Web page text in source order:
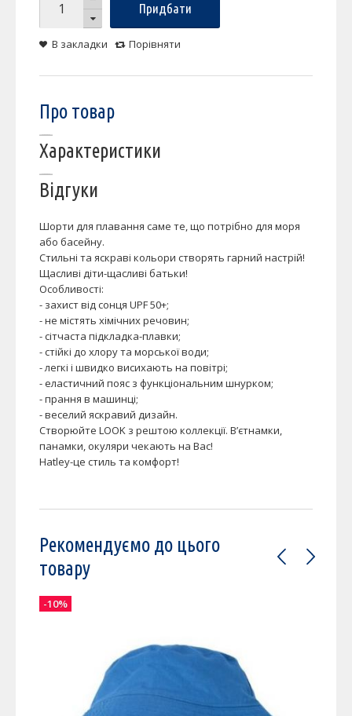
Придбати
В закладки Порівняти
Про товар
Характеристики
Відгуки
Шорти для плавання саме те, що потрібно для моря
або басейну.
Стильні та яскраві кольори створять гарний настрій!
Щасливі діти-щасливі батьки!
Особливості:
- захист від сонця UPF 50+;
- не містять хімічних речовин;
- сітчаста підкладка-плавки;
- стійкі до хлору та морської води;
- легкі і швидко висихають на повітрі;
- еластичний пояс з функціональним шнурком;
- прання в машинці;
- веселий яскравий дизайн.
Створюйте LOOK з рештою коллекції. В’єтнамки,
панамки, окуляри чекають на Вас!
Hatley-це стиль та комфорт!
Рекомендуємо до цього
товару
-10%